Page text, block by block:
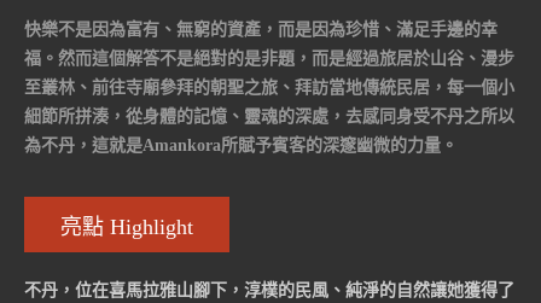
快樂不是因為富有、無窮的資產，而是因為珍惜、滿足手邊的幸
福。然而這個解答不是絕對的是非題，而是經過旅居於山谷、漫步
至叢林、前往寺廟參拜的朝聖之旅、拜訪當地傳統民居，每一個小
細節所拼湊，從身體的記憶、靈魂的深處，去感同身受不丹之所以
為不丹，這就是Amankora所賦予賓客的深邃幽微的力量。
亮點 Highlight
不丹，位在喜馬拉雅山腳下，淳樸的民風、純淨的自然讓她獲得了